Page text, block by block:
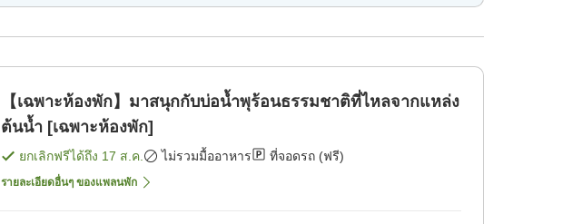
【เฉพาะห้องพัก】มาสนุกกับบ่อน้ำพุร้อนธรรมชาติที่ไหลจากแหล่ง
ต้นน้ำ [เฉพาะห้องพัก]
ยกเลิกฟรีได้ถึง 17 ส.ค. ไม่รวมมื้ออาหาร ที่จอดรถ (ฟรี)
รายละเอียดอื่นๆ ของแพลนพัก